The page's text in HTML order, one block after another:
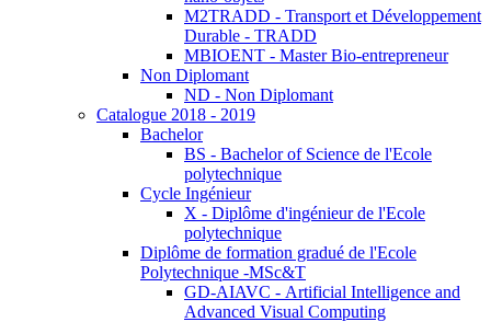
M2TRADD - Transport et Développement
Durable - TRADD
MBIOENT - Master Bio-entrepreneur
Non Diplomant
ND - Non Diplomant
Catalogue 2018 - 2019
Bachelor
BS - Bachelor of Science de l'Ecole
polytechnique
Cycle Ingénieur
X - Diplôme d'ingénieur de l'Ecole
polytechnique
Diplôme de formation gradué de l'Ecole
Polytechnique -MSc&T
GD-AIAVC - Artificial Intelligence and
Advanced Visual Computing